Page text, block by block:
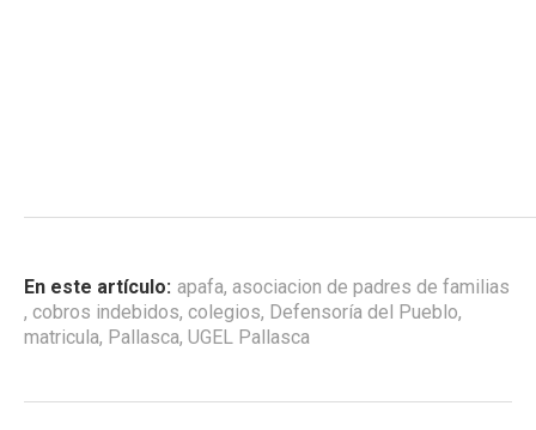
En este artículo: apafa, asociacion de padres de familias
, cobros indebidos, colegios, Defensoría del Pueblo,
matricula, Pallasca, UGEL Pallasca